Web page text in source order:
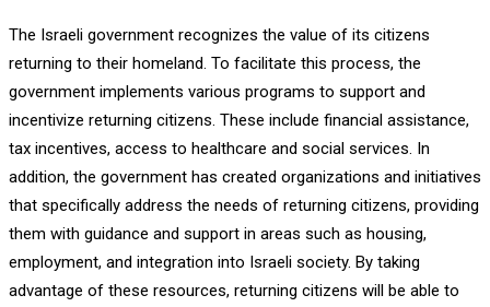
The Israeli government recognizes the value of its citizens
returning to their homeland. To facilitate this process, the
government implements various programs to support and
incentivize returning citizens. These include financial assistance,
tax incentives, access to healthcare and social services. In
addition, the government has created organizations and initiatives
that specifically address the needs of returning citizens, providing
them with guidance and support in areas such as housing,
employment, and integration into Israeli society. By taking
advantage of these resources, returning citizens will be able to